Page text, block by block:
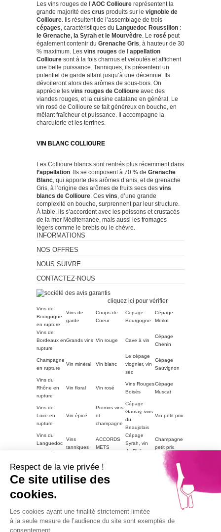
Les vins rouges de l’AOC Collioure représentent la
grande majorité des crus produits sur le vignoble de
Collioure. Ils résultent de l’assemblage de trois
cépages, caractéristiques du Languedoc Roussillon :
le Grenache, la Syrah et le Mourvèdre. Le rosé peut
également contenir du Grenache Gris, à hauteur de 30
% maximum. Les vins rouges de l’appellation
Collioure sont à la fois charnus et veloutés et affichent
une belle puissance. Tanniques, ils présentent un
potentiel de garde allant jusqu’à une décennie. Ils
dévoileront alors des arômes de sous-bois. On
apprécie les vins rouges de Collioure avec des
viandes rouges, et la cuisine catalane en général. Le
vin rosé de Collioure se fait généreux en bouche, en
mêlant fraîcheur et puissance. Il accompagne la
charcuterie et les terrines.
VIN BLANC COLLIOURE
Les Collioure blancs sont rentrés plus récemment dans
l’appellation. Ils se composent à 70 % de Grenache
Blanc, qui apporte des arômes d’anis, et de grenache
Gris, à l’origine des arômes de fruits secs des vins
blancs de Collioure. Ces vins, d’une grande
complexité en bouche, surprennent par leur structure.
À table, ils s’accordent avec les poissons et crustacés
de la mer Méditerranée, mais aussi les fromages
légers comme le brebis ou le chèvre.
INFORMATIONS
NOS OFFRES
NOUS SUIVRE
CONTACTEZ-NOUS
cliquez ici pour vérifier.
Vins de
Bourgogne
en rupture
Vins de
garde
Coups de
Coeur
Cepage
Bourgogne
Cépage
Merlot
Vins de
Bordeaux en
rupture
Grands vins Vin rouge Cave à vin
Cépage
Chenin
Champagne
en rupture
Vin minéral Vin blanc
Le cépage
viognier, vin
sec
Cépage
Sauvignon
Vins du
Rhône en
rupture
Vin floral Vin rosé
Vins Rouges
Boisés
Cépage
Muscat
Vins de
Loire en
rupture
Vin épicé
Promos vins
et
champagne
Cépage
Gamay, vins
du
Beaujolais
Vin petit prix
Vins du
Languedoc
en rupture
Vins
tanniques
ACCORDS
METS
Cépage
Syrah, vin
du Rhône
Champagne
petit prix
régions en
rupture
Vins
moelleux
LE VIN PAR
GOUTS
Vin blanc
petit prix
Vins de
Bourgogne
en rupture
Vins rouge
Vins fruités
Respect de la vie privée !
Ce site utilise des
cookies.
Les cookies ayant une finalité strictement limitée
à la seule mesure de l’audience du site sont exemptés de
consentement.